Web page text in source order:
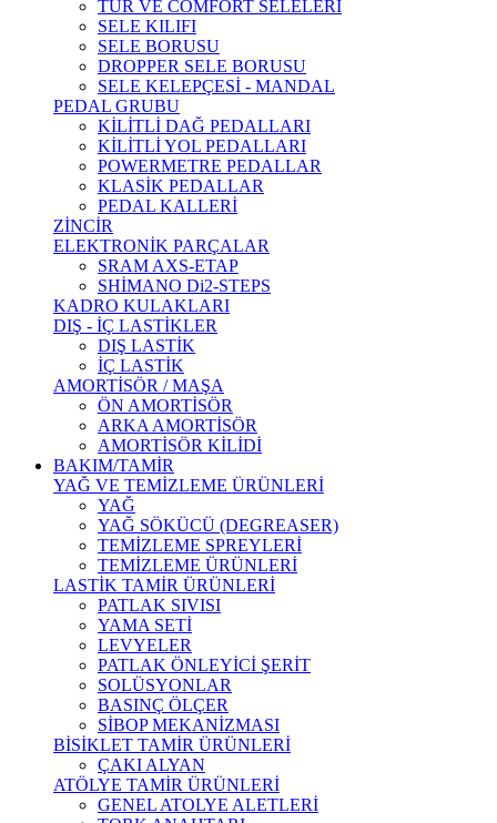
TUR VE COMFORT SELELERİ
SELE KILIFI
SELE BORUSU
DROPPER SELE BORUSU
SELE KELEPÇESİ - MANDAL
PEDAL GRUBU
KİLİTLİ DAĞ PEDALLARI
KİLİTLİ YOL PEDALLARI
POWERMETRE PEDALLAR
KLASİK PEDALLAR
PEDAL KALLERİ
ZİNCİR
ELEKTRONİK PARÇALAR
SRAM AXS-ETAP
SHİMANO Di2-STEPS
KADRO KULAKLARI
DIŞ - İÇ LASTİKLER
DIŞ LASTİK
İÇ LASTİK
AMORTİSÖR / MAŞA
ÖN AMORTİSÖR
ARKA AMORTİSÖR
AMORTİSÖR KİLİDİ
BAKIM/TAMİR
YAĞ VE TEMİZLEME ÜRÜNLERİ
YAĞ
YAĞ SÖKÜCÜ (DEGREASER)
TEMİZLEME SPREYLERİ
TEMİZLEME ÜRÜNLERİ
LASTİK TAMİR ÜRÜNLERİ
PATLAK SIVISI
YAMA SETİ
LEVYELER
PATLAK ÖNLEYİCİ ŞERİT
SOLÜSYONLAR
BASINÇ ÖLÇER
SİBOP MEKANİZMASI
BİSİKLET TAMİR ÜRÜNLERİ
ÇAKI ALYAN
ATÖLYE TAMİR ÜRÜNLERİ
GENEL ATOLYE ALETLERİ